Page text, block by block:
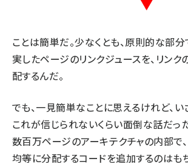
ことは簡単だ。少なくとも、原則的な部分
実したページのリンクジュースを、リン
配するんだ。
でも、一見簡単なことに思えるけれど、い
これが信じられないくらい面倒な話だった
数百万ページのアーキテクチャの内部で
均等に分配するコードを追加するのはも